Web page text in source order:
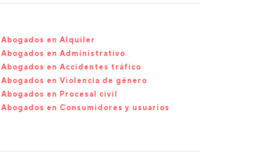
Abogados en Alquiler
Abogados en Administrativo
Abogados en Accidentes tráfico
Abogados en Violencia de género
Abogados en Procesal civil
Abogados en Consumidores y usuarios